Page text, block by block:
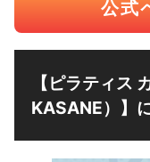
公式
【ピラティス
KASANE）】